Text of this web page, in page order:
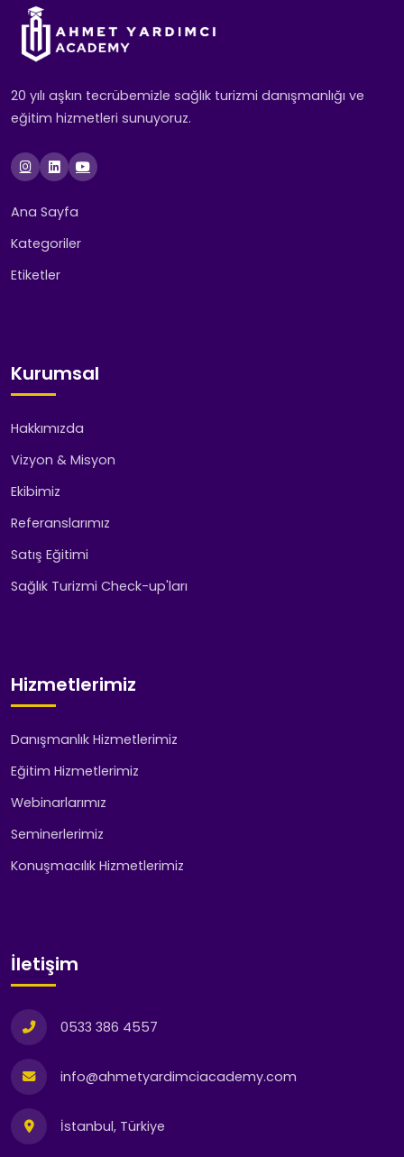
20 yılı aşkın tecrübemizle sağlık turizmi danışmanlığı ve
eğitim hizmetleri sunuyoruz.
Ana Sayfa
Kategoriler
Etiketler
Kurumsal
Hakkımızda
Vizyon & Misyon
Ekibimiz
Referanslarımız
Satış Eğitimi
Sağlık Turizmi Check-up'ları
Hizmetlerimiz
Danışmanlık Hizmetlerimiz
Eğitim Hizmetlerimiz
Webinarlarımız
Seminerlerimiz
Konuşmacılık Hizmetlerimiz
İletişim
0533 386 4557
info@ahmetyardimciacademy.com
İstanbul, Türkiye